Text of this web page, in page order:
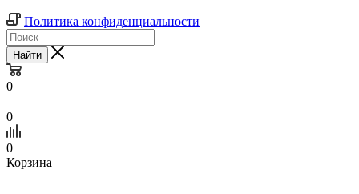
Политика конфиденциальности
Найти
0
0
0
Корзина